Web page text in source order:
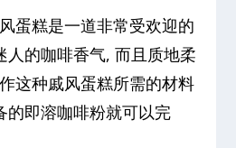
蛋糕是一道非常受欢迎的
人的咖啡香气, 而且质地柔
这种戚风蛋糕所需的材料
的即溶咖啡粉就可以完